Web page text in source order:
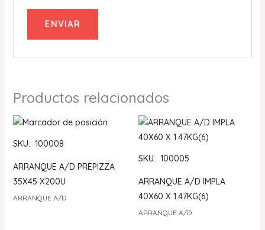
Productos relacionados
SKU: 100008
ARRANQUE A/D PREPIZZA
35X45 X200U
ARRANQUE A/D
SKU: 100005
ARRANQUE A/D IMPLA
40X60 X 1.47KG(6)
ARRANQUE A/D